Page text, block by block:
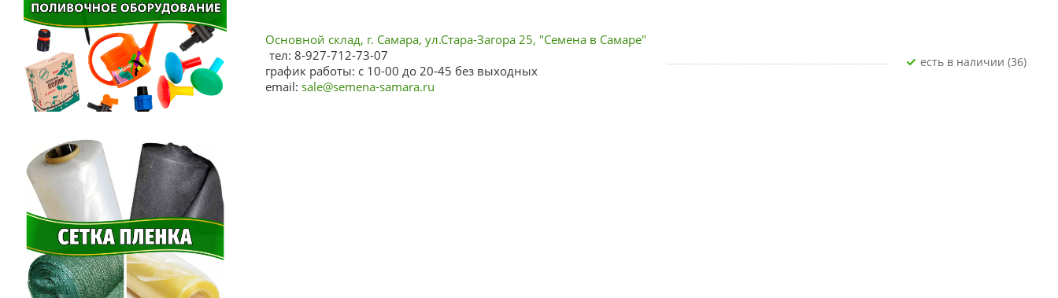
Основной склад, г. Самара, ул.Стара-Загора 25, "Семена в Самаре"
тел: 8-927-712-73-07
график работы: с 10-00 до 20-45 без выходных
email: sale@semena-samara.ru
Есть в наличии (36)